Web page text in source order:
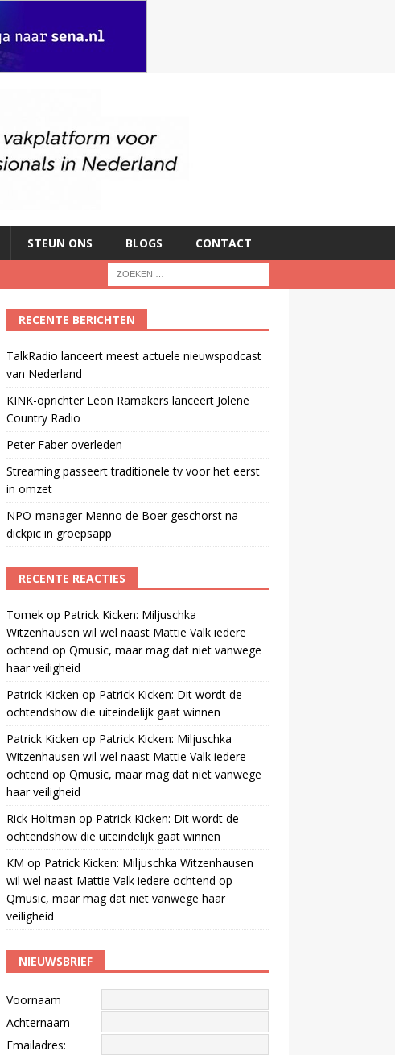
STEUN ONS BLOGS CONTACT
RECENTE BERICHTEN
TalkRadio lanceert meest actuele nieuwspodcast
van Nederland
KINK-oprichter Leon Ramakers lanceert Jolene
Country Radio
Peter Faber overleden
Streaming passeert traditionele tv voor het eerst
in omzet
NPO-manager Menno de Boer geschorst na
dickpic in groepsapp
RECENTE REACTIES
Tomekop Patrick Kicken: Miljuschka
Witzenhausen wil wel naast Mattie Valk iedere
ochtend op Qmusic, maar mag dat niet vanwege
haar veiligheid
Patrick Kicken op Patrick Kicken: Dit wordt de
ochtendshow die uiteindelijk gaat winnen
Patrick Kicken op Patrick Kicken: Miljuschka
Witzenhausen wil wel naast Mattie Valk iedere
ochtend op Qmusic, maar mag dat niet vanwege
haar veiligheid
Rick Holtman op Patrick Kicken: Dit wordt de
ochtendshow die uiteindelijk gaat winnen
KM op Patrick Kicken: Miljuschka Witzenhausen
wil wel naast Mattie Valk iedere ochtend op
Qmusic, maar mag dat niet vanwege haar
veiligheid
NIEUWSBRIEF
Voornaam
Achternaam
Emailadres: